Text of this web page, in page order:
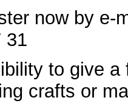
now by e-
31
to give
crafts or